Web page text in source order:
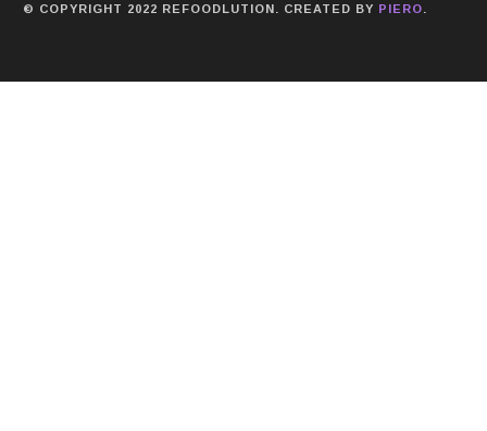
© COPYRIGHT 2022 REFOODLUTION. CREATED BY PIERO